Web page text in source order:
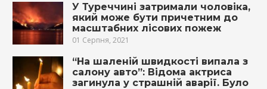
У Туреччині затримали чоловіка,
який може бути причетним до
масштабних лісових пожеж
01 Серпня, 2021
“На шаленій швидкості випала з
салону авто”: Відома актриса
загинула у страшній аварії. Було